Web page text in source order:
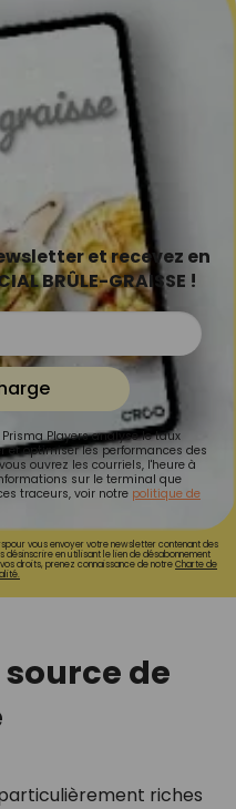
et recevez en
BRÛLE-GRAISSE !
Players analyse le taux
et optimiser les performances des
ouvrez les courriels, l'heure à
sur le terminal que
traceurs, voir notre politique de
vous envoyer votre newsletter contenant des
en utilisant le lien de désabonnement
droits, prenez connaissance de notreCharte de
de
riches